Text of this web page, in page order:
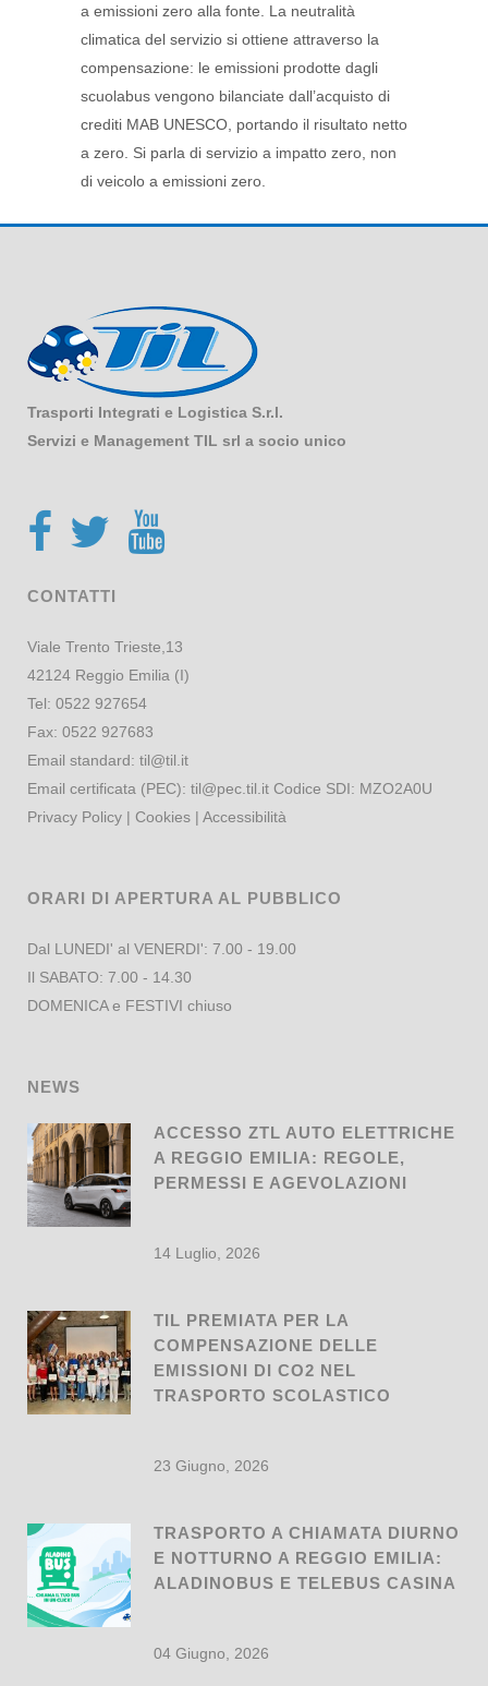
a emissioni zero alla fonte. La neutralità
climatica del servizio si ottiene attraverso la
compensazione: le emissioni prodotte dagli
scuolabus vengono bilanciate dall’acquisto di
crediti MAB UNESCO, portando il risultato netto
a zero. Si parla di servizio a impatto zero, non
di veicolo a emissioni zero.
Trasporti Integrati e Logistica S.r.l.
Servizi e Management TIL srl a socio unico
CONTATTI
Viale Trento Trieste,13
42124 Reggio Emilia (I)
Tel: 0522 927654
Fax: 0522 927683
Email standard: til@til.it
Email certificata (PEC): til@pec.til.it Codice SDI: MZO2A0U
Privacy Policy | Cookies | Accessibilità
ORARI DI APERTURA AL PUBBLICO
Dal LUNEDI' al VENERDI': 7.00 - 19.00
Il SABATO: 7.00 - 14.30
DOMENICA e FESTIVI chiuso
NEWS
ACCESSO ZTL AUTO ELETTRICHE
A REGGIO EMILIA: REGOLE,
PERMESSI E AGEVOLAZIONI
14 Luglio, 2026
TIL PREMIATA PER LA
COMPENSAZIONE DELLE
EMISSIONI DI CO2 NEL
TRASPORTO SCOLASTICO
23 Giugno, 2026
TRASPORTO A CHIAMATA DIURNO
E NOTTURNO A REGGIO EMILIA:
ALADINOBUS E TELEBUS CASINA
04 Giugno, 2026